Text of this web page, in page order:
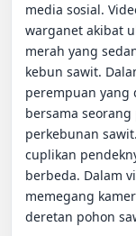
media sosial.
warganet akibat
merah yang
kebun sawit.
perempuan
bersama
perkebunan
cuplikan
berbeda. Dalam
memegang
deretan pohon